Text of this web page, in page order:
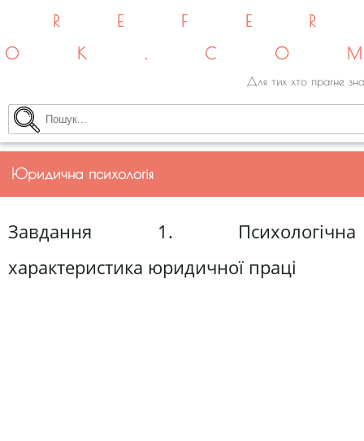
Для тих хто прагне
Юридична психологія
Завдання 1. Психологічна
характеристика юридичної праці